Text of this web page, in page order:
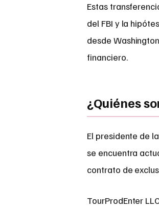
Estas
del FBI y la
desde
financiero.
¿Quiénes
El presidente de la
se encuentra
contrato de
TourProdEnter